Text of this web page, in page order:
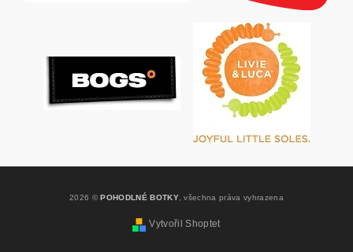
2026 ©POHODLNÉ BOTKY, všechna práva vyhrazena
Vytvořil Shoptet